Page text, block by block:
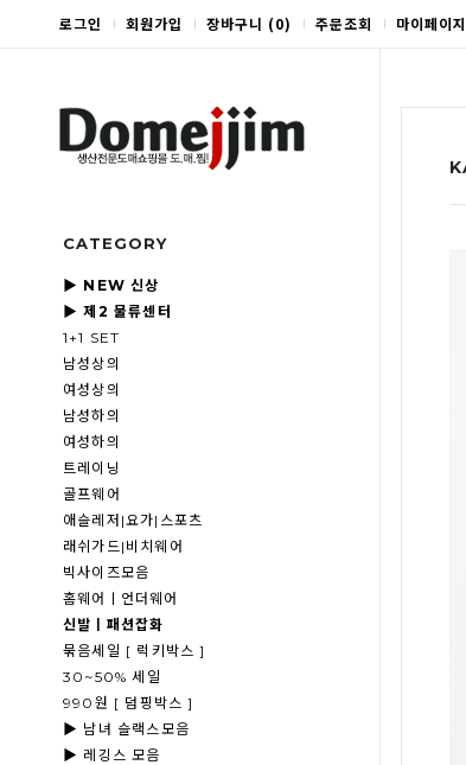
로그인 회원가입 장바구니 (0) 주문조회 마이페이지
CATEGORY
▶ NEW 신상
▶ 제2 물류센터
1+1 SET
남성상의
여성상의
남성하의
여성하의
트레이닝
골프웨어
애슬레저|요가|스포츠
래쉬가드|비치웨어
빅사이즈모음
홈웨어ㅣ언더웨어
신발ㅣ패션잡화
묶음세일 [ 럭키박스 ]
30~50% 세일
990원 [ 덤핑박스 ]
▶ 남녀 슬랙스모음
▶ 레깅스 모음